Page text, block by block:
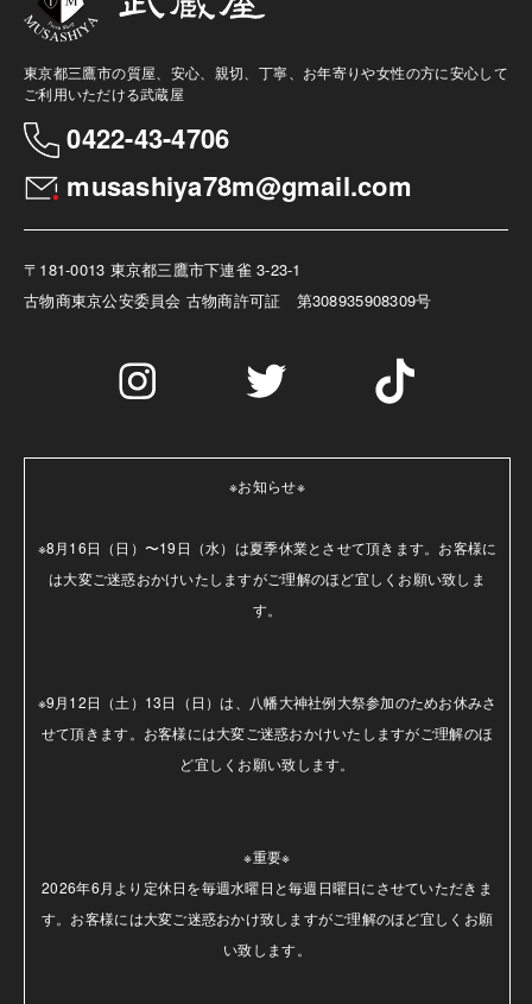
東京都三鷹市の質屋、安心、親切、丁寧、お年寄りや女性の方に安心して
ご利用いただける武蔵屋
0422-43-4706
musashiya78m@gmail.com
〒181-0013 東京都三鷹市下連雀 3-23-1
古物商東京公安委員会 古物商許可証 第308935908309号
※お知らせ※
※8月16日（日）〜19日（水）は夏季休業とさせて頂きます。お客様に
は大変ご迷惑おかけいたしますがご理解のほど宜しくお願い致しま
す。
※9月12日（土）13日（日）は、八幡大神社例大祭参加のためお休みさ
せて頂きます。お客様には大変ご迷惑おかけいたしますがご理解のほ
ど宜しくお願い致します。
※重要※
2026年6月より定休日を毎週水曜日と毎週日曜日にさせていただきま
す。お客様には大変ご迷惑おかけ致しますがご理解のほど宜しくお願
い致します。